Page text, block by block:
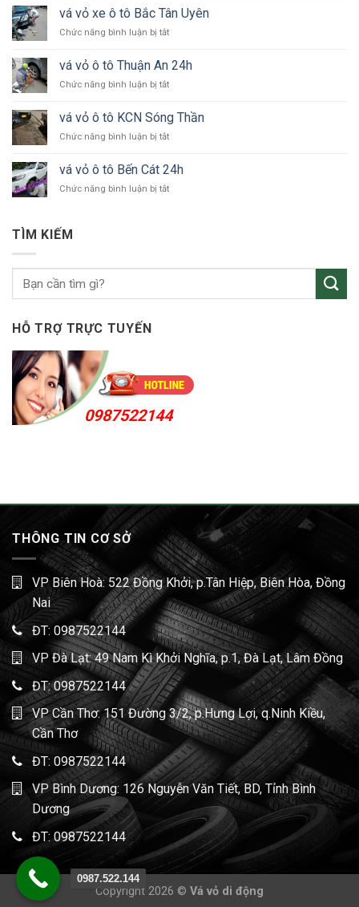
vỏ
xe
ô
KCN
vá vỏ xe ô tô Bắc Tân Uyên
Chức năng bình luận bị tắtở
vỏ
xe
ô
Bắc
Tân
Uyên
vá vỏ ô tô Thuận An 24h
Chức năng bình luận bị tắtở
ô
tô
An
vá vỏ ô tô KCN Sóng Thần
Chức năng bình luận bị tắtở
vỏ
ô
tô
vá vỏ ô tô Bến Cát 24h
Chức năng bình luận bị tắtở
Cát
TÌM KIẾM
HỖ TRỢ TRỰC TUYẾN
0987522144
THÔNG TIN CƠ SỞ
VP Biên Hoà: 522 Đồng Khởi, p.Tân Hiệp, Biên Hòa, Đồng
Nai
ĐT: 0987522144
VP Đà Lạt: 49 Nam Kì Khởi Nghĩa, p.1, Đà Lạt, Lâm Đồng
ĐT:0987522144
VP Cần Thơ: 151 Đường 3/2, p.Hưng Lợi, q.Ninh Kiều,
Cần Thơ
ĐT: 0987522144
VP Bình Dương: 126 Nguyễn Văn Tiết, BD, Tỉnh Bình
Dương
ĐT: 0987522144
Copyright 2026 © Vá vỏ di động
0987.522.144